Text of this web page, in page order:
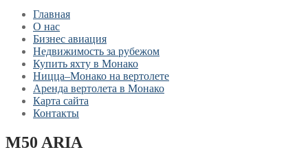
Главная
О нас
Бизнес авиация
Недвижимость за рубежом
Купить яхту в Монако
Ницца–Монако на вертолете
Аренда вертолета в Монако
Карта сайта
Контакты
M50 ARIA